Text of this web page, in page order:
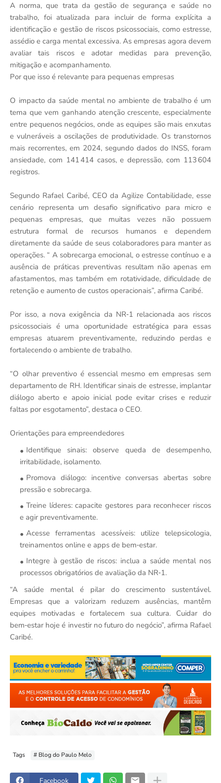
A norma, que trata da gestão de segurança e saúde no
trabalho, foi atualizada para incluir de forma explícita a
identificação e gestão de riscos psicossociais, como estresse,
assédio e carga mental excessiva. As empresas agora devem
avaliar tais riscos e adotar medidas para prevenção,
mitigação e acompanhamento.
Por que isso é relevante para pequenas empresas
O impacto da saúde mental no ambiente de trabalho é um
tema que vem ganhando atenção crescente, especialmente
entre pequenos negócios, onde as equipes são mais enxutas
e vulneráveis a oscilações de produtividade. Os transtornos
mais recorrentes, em 2024, segundo dados do INSS, foram
ansiedade, com 141 414 casos, e depressão, com 113 604
registros.
Segundo Rafael Caribé, CEO da Agilize Contabilidade, esse
cenário representa um desafio significativo para micro e
pequenas empresas, que muitas vezes não possuem
estrutura formal de recursos humanos e dependem
diretamente da saúde de seus colaboradores para manter as
operações. “ A sobrecarga emocional, o estresse contínuo e a
ausência de práticas preventivas resultam não apenas em
afastamentos, mas também em rotatividade, dificuldade de
retenção e aumento de custos operacionais”, afirma Caribé.
Por isso, a nova exigência da NR‑1 relacionada aos riscos
psicossociais é uma oportunidade estratégica para essas
empresas atuarem preventivamente, reduzindo perdas e
fortalecendo o ambiente de trabalho.
“O olhar preventivo é essencial mesmo em empresas sem
departamento de RH. Identificar sinais de estresse, implantar
diálogo aberto e apoio inicial pode evitar crises e reduzir
faltas por esgotamento”, destaca o CEO.
Orientações para empreendedores
Identifique sinais: observe queda de desempenho,
irritabilidade, isolamento.
Promova diálogo: incentive conversas abertas sobre
pressão e sobrecarga.
Treine líderes: capacite gestores para reconhecer riscos
e agir preventivamente.
Acesse ferramentas acessíveis: utilize telepsicologia,
treinamentos online e apps de bem‑estar.
Integre à gestão de riscos: inclua a saúde mental nos
processos obrigatórios de avaliação da NR‑1.
“A saúde mental é pilar do crescimento sustentável.
Empresas que a valorizam reduzem ausências, mantêm
equipes motivadas e fortalecem sua cultura. Cuidar do
bem‑estar hoje é investir no futuro do negócio”, afirma Rafael
Caribé.
Tags # Blog do Paulo Melo
Facebook